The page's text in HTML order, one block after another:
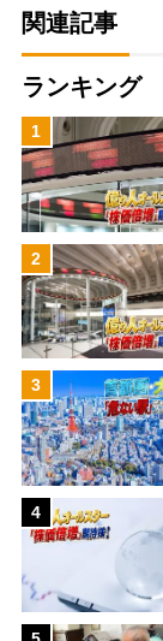
関連記事
ランキング
1
2
3
4